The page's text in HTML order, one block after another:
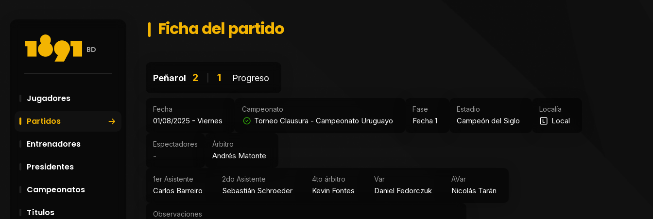
BD
Jugadores
Partidos
Entrenadores
Presidentes
Campeonatos
Títulos
Ficha del partido
Peñarol 2 1 Progreso
Fecha
01/08/2025 - Viernes
Campeonato
Torneo Clausura - Campeonato Uruguayo
Fase
Fecha 1
Estadio
Campeón del Siglo
Localía
Local
Espectadores
-
Árbitro
Andrés Matonte
1er Asistente
Carlos Barreiro
2do Asistente
Sebastián Schroeder
4to árbitro
Kevin Fontes
Var
Daniel Fedorczuk
AVar
Nicolás Tarán
Observaciones